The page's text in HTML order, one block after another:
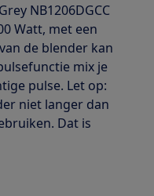
NB1206DGCC
Watt, met een
de blender kan
mix je
pulse. Let op:
niet langer dan
Dat is